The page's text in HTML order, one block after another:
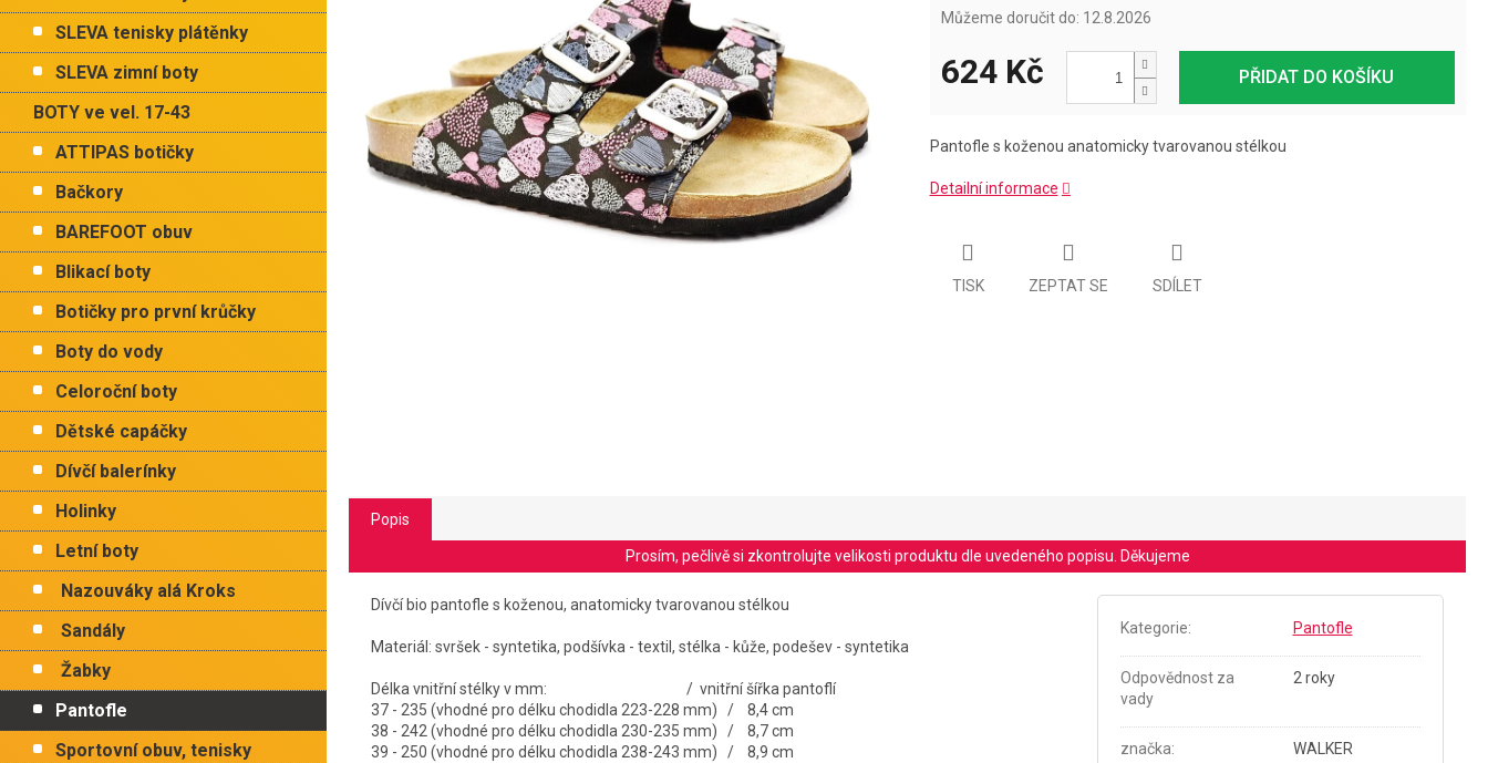
n
l
SLEVA tenisky plátěnky
SLEVA zimní boty
BOTY ve vel. 17-43
ATTIPAS botičky
Bačkory
BAREFOOT obuv
Blikací boty
Botičky pro první krůčky
Boty do vody
Celoroční boty
Dětské capáčky
Dívčí balerínky
Holinky
Letní boty
Nazouváky alá Kroks
Sandály
Žabky
Pantofle
Sportovní obuv, tenisky
Můžeme doručit do: 12.8.2026
PŘIDAT DO KOŠÍKU
624 Kč
Pantofle s koženou anatomicky tvarovanou stélkou
Detailní informace
TISK ZEPTAT SE SDÍLET
Popis
Prosím, pečlivě si zkontrolujte velikosti produktu dle uvedeného popisu. Děkujeme
Dívčí bio pantofle s koženou, anatomicky tvarovanou stélkou
Materiál: svršek - syntetika, podšívka - textil, stélka - kůže, podešev - syntetika
Délka vnitřní stélky v mm: / vnitřní šířka pantoflí
37 - 235 (vhodné pro délku chodidla 223-228 mm) / 8,4 cm
38 - 242 (vhodné pro délku chodidla 230-235 mm) / 8,7 cm
39 - 250 (vhodné pro délku chodidla 238-243 mm) / 8,9 cm
Kategorie: Pantofle
Odpovědnost za
vady
2 roky
značka: WALKER